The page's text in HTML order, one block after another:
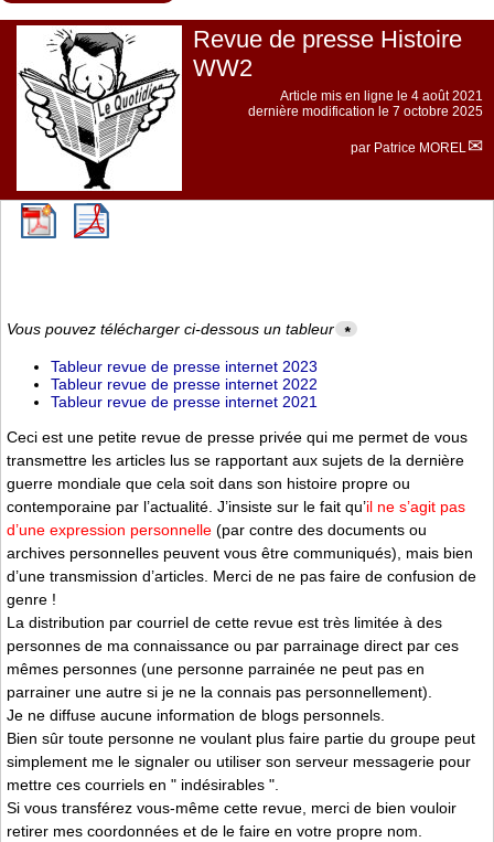
Revue de presse Histoire
WW2
Article mis en ligne le 4 août 2021
dernière modification le 7 octobre 2025
par Patrice MOREL
Vous pouvez télécharger ci-dessous un tableur *
Tableur revue de presse internet 2023
Tableur revue de presse internet 2022
Tableur revue de presse internet 2021
Ceci est une petite revue de presse privée qui me permet de vous
transmettre les articles lus se rapportant aux sujets de la dernière
guerre mondiale que cela soit dans son histoire propre ou
contemporaine par l’actualité. J’insiste sur le fait qu’il ne s’agit pas
d’une expression personnelle (par contre des documents ou
archives personnelles peuvent vous être communiqués), mais bien
d’une transmission d’articles. Merci de ne pas faire de confusion de
genre !
La distribution par courriel de cette revue est très limitée à des
personnes de ma connaissance ou par parrainage direct par ces
mêmes personnes (une personne parrainée ne peut pas en
parrainer une autre si je ne la connais pas personnellement).
Je ne diffuse aucune information de blogs personnels.
Bien sûr toute personne ne voulant plus faire partie du groupe peut
simplement me le signaler ou utiliser son serveur messagerie pour
mettre ces courriels en " indésirables ".
Si vous transférez vous-même cette revue, merci de bien vouloir
retirer mes coordonnées et de le faire en votre propre nom.